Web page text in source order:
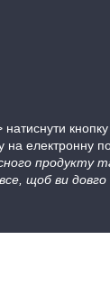
натиснути кнопку
на електронну
продукту
щоб ви довго